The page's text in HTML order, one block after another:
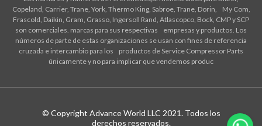
Copeland, Carrier, Trane, York, Thermo King, Sabroe, Trane, Dorin, My Com,
Frascold, Daikin, Gram, Grasso, Ingersoll Rand, Atlascopco, Bock, CMP y SCP
son comerciales. marcas para sus respectivas empresas y productos. Los
números de parte de estas organizaciones se usan con fines de referencia
cruzada e intercambio para los productos de Service Compressor Parts
únicamente y no para implicar que vendemos produc
© Copyright Advance World LLC 2021. Todos los
derechos reservados.